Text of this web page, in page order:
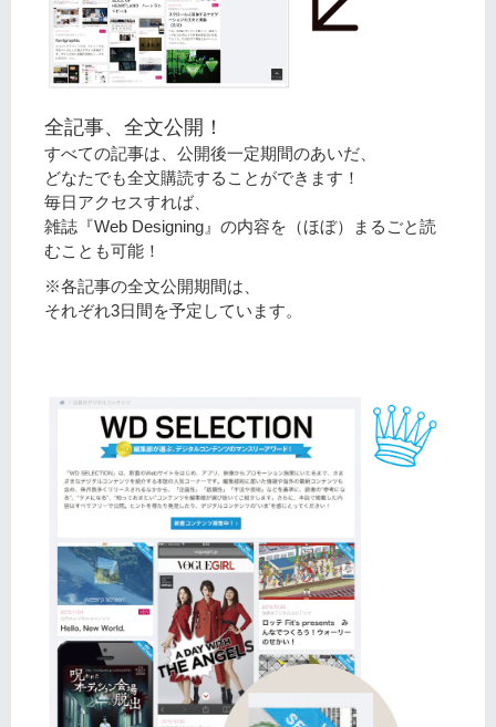
全記事、全文公開！
すべての記事は、公開後一定期間のあいだ、
どなたでも全文購読することができます！
毎日アクセスすれば、
雑誌『Web Designing』の内容を（ほぼ）まるごと読
むことも可能！
※各記事の全文公開期間は、
それぞれ3日間を予定しています。